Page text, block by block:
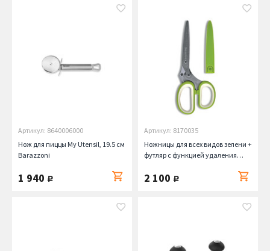
Артикул: 8640006000
Нож для пиццы My Utensil, 19.5 см
Barazzoni
1 940 руб.
Артикул: 8170035
Ножницы для всех видов зелени +
футляр с функцией удаления
2 100 руб.